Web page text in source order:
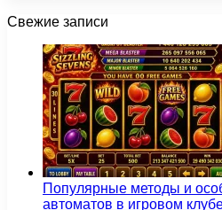
Свежие записи
Популярные методы и
автоматов в игровом